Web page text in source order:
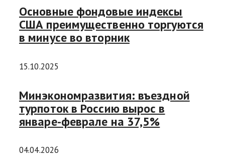
Основные фондовые индексы
США преимущественно торгуются
в минусе во вторник
15.10.2025
Минэкономразвития: въездной
турпоток в Россию вырос в
январе-феврале на 37,5%
04.04.2026